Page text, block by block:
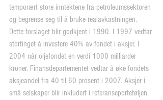
temporært store inntektene fra petroleumssektoren
og begrense seg til å bruke realavkastningen.
Dette forslaget blir godkjent i 1990. I 1997 vedtar
stortinget å investere 40% av fondet i aksjer. I
2004 når oljefondet en verdi 1000 milliarder
kroner. Finansdepartementet vedtar å øke fondets
aksjeandel fra 40 til 60 prosent i 2007. Aksjer i
små selskaper blir inkludert i referanseporteføljen.